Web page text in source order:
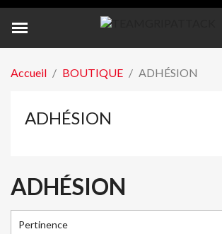
Accueil BOUTIQUE ADHÉSION
ADHÉSION
ADHÉSION
Pertinence